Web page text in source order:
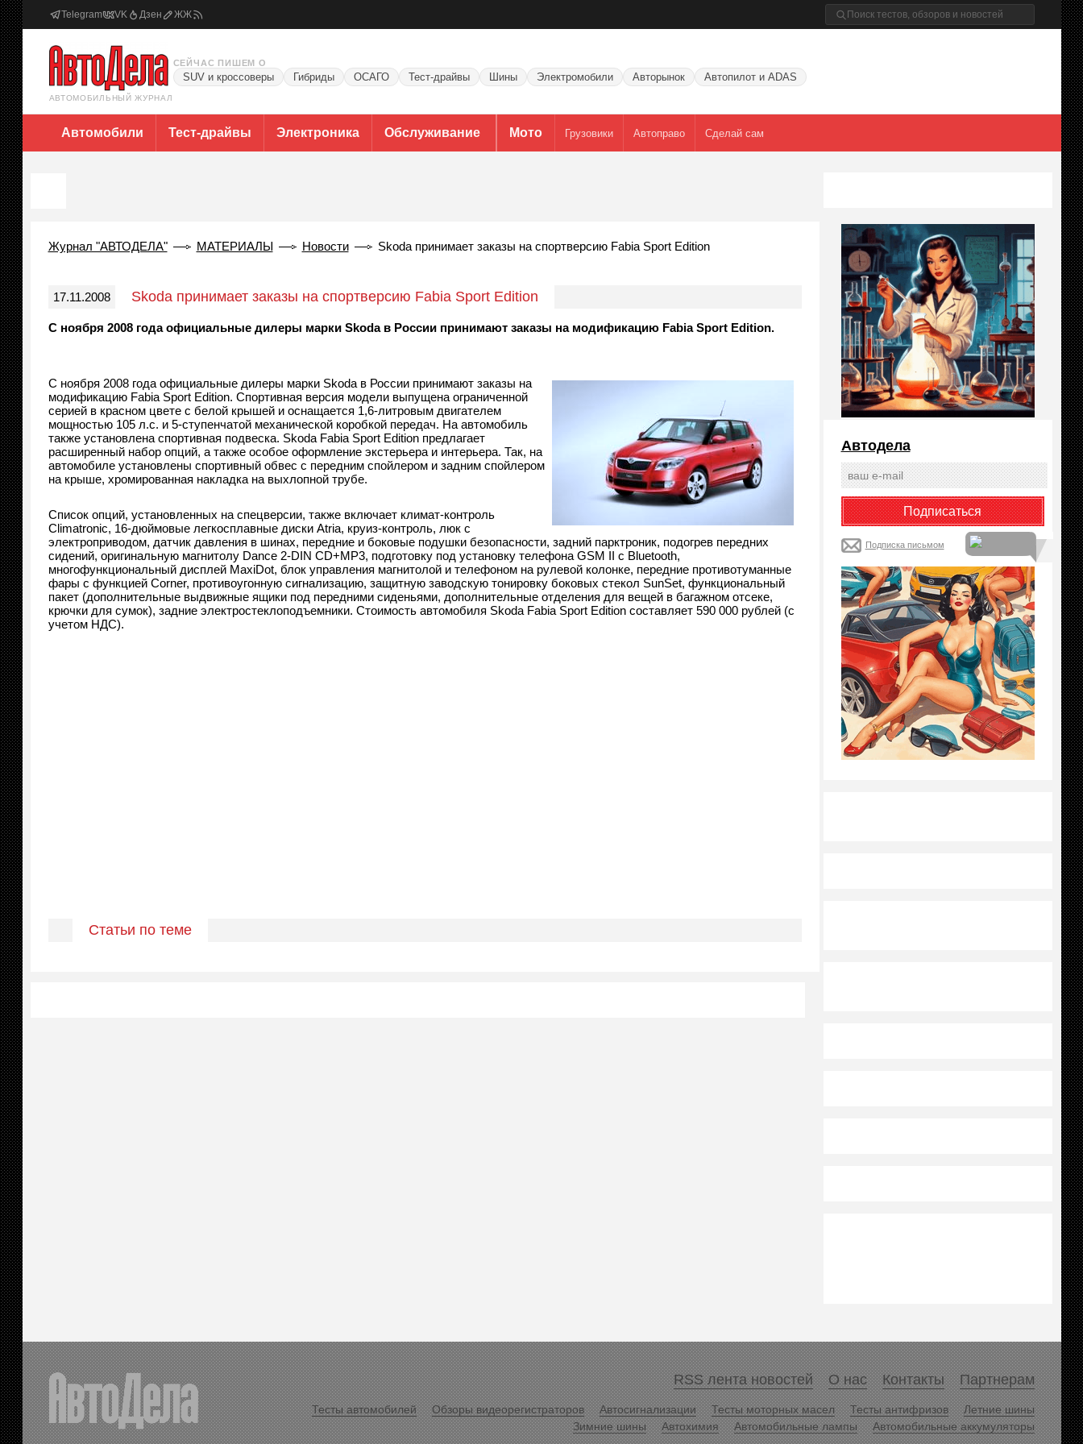
Telegram VK Дзен ЖЖ
АВТОМОБИЛЬНЫЙ ЖУРНАЛ
СЕЙЧАС ПИШЕМ О
SUV и кроссоверы Гибриды ОСАГО Тест-драйвы Шины Электромобили Авторынок Автопилот и ADAS
Автомобили Тест-драйвы Электроника Обслуживание Мото Грузовики Автоправо Сделай сам
Журнал "АВТОДЕЛА" МАТЕРИАЛЫ Новости Skoda принимает заказы на спортверсию Fabia Sport Edition
17.11.2008 Skoda принимает заказы на спортверсию Fabia Sport Edition
С ноября 2008 года официальные дилеры марки Skoda в России принимают заказы на модификацию Fabia Sport Edition.
С ноября 2008 года официальные дилеры марки Skoda в России принимают заказы на
модификацию Fabia Sport Edition. Спортивная версия модели выпущена ограниченной
серией в красном цвете с белой крышей и оснащается 1,6-литровым двигателем
мощностью 105 л.с. и 5-ступенчатой механической коробкой передач. На автомобиль
также установлена спортивная подвеска. Skoda Fabia Sport Edition предлагает
расширенный набор опций, а также особое оформление экстерьера и интерьера. Так, на
автомобиле установлены спортивный обвес с передним спойлером и задним спойлером
на крыше, хромированная накладка на выхлопной трубе.
Список опций, установленных на спецверсии, также включает климат-контроль
Climatronic, 16-дюймовые легкосплавные диски Atria, круиз-контроль, люк с
электроприводом, датчик давления в шинах, передние и боковые подушки безопасности, задний парктроник, подогрев передних
сидений, оригинальную магнитолу Dance 2-DIN CD+MP3, подготовку под установку телефона GSM II с Bluetooth,
многофункциональный дисплей MaxiDot, блок управления магнитолой и телефоном на рулевой колонке, передние противотуманные
фары с функцией Corner, противоугонную сигнализацию, защитную заводскую тонировку боковых стекол SunSet, функциональный
пакет (дополнительные выдвижные ящики под передними сиденьями, дополнительные отделения для вещей в багажном отсеке,
крючки для сумок), задние электростеклоподъемники. Стоимость автомобиля Skoda Fabia Sport Edition составляет 590 000 рублей (с
учетом НДС).
Статьи по теме
Автодела
Подписка письмом
RSS лента новостей О нас Контакты Партнерам
Тесты автомобилей Обзоры видеорегистраторов Автосигнализации Тесты моторных масел Тесты антифризов
Летние шины
Зимние шины
Автохимия Автомобильные лампы Автомобильные аккумуляторы